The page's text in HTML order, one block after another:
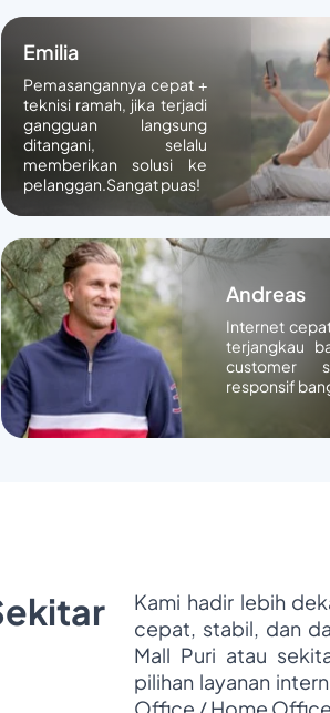
Emilia
Pemasangannya cepat +
teknisi ramah, jika terjadi
gangguan langsung
ditangani, selalu
memberikan solusi ke
pelanggan.Sangat puas!
Andreas
Internet
terjangkau
customer
responsif
Kami hadir lebih
cepat, stabil, dan
Mall Puri atau
pilihan layanan